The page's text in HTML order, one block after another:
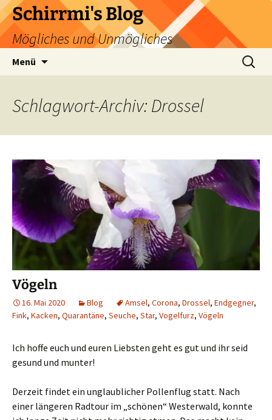
Zum
Inhalt
springen
Schirrmi's Blog
Mögliches und Unmögliches
Menü
Suchen
nach:
Schlagwort-Archiv: Drossel
Vögeln
16. Mai 2020 Blog Amsel, Corona, Drossel, Endgegner,
Fink, Kacken, Quarantäne, Seuche, Star, Vogelfurz, Vögeln
Ich hoffe euch und euren Liebsten geht es gut und ihr seid
gesund und munter!
Derzeit findet ein unglaublicher Pollenflug statt. Nach
einer längeren Radtour im „schönen“ Westerwald, konnte